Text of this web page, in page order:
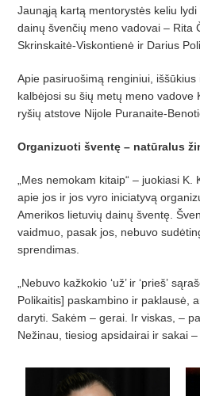
Jaunąją kartą mentorystės keliu
dainų švenčių meno vadovai – Rita
Skrinskaitė-Viskontienė ir Darius
Apie pasiruošimą renginiui, iššūkius
kalbėjosi su šių metų meno vadove
ryšių atstove Nijole Puranaite-
Organizuoti šventę – natūralus
„Mes nemokam kitaip“ – juokiasi
apie jos ir jos vyro iniciatyvą
Amerikos lietuvių dainų šventę.
vaidmuo, pasak jos, nebuvo
sprendimas.
Nebuvo kažkokio ‘už’ ir ‘prieš’
Polikaitis] paskambino ir paklausė,
daryti. Sakėm –gerai. Ir viskas,–
Nežinau, tiesiog apsidairai ir sakai –